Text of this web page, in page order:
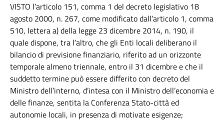
VISTO l’articolo 151, comma 1 del decreto legislativo 18
agosto 2000, n. 267, come modificato dall’articolo 1, comma
510, lettera a) della legge 23 dicembre 2014, n. 190, il
quale dispone, tra l’altro, che gli Enti locali deliberano il
bilancio di previsione finanziario, riferito ad un orizzonte
temporale almeno triennale, entro il 31 dicembre e che il
suddetto termine può essere differito con decreto del
Ministro dell’interno, d’intesa con il Ministro dell’economia e
delle finanze, sentita la Conferenza Stato-città ed
autonomie locali, in presenza di motivate esigenze;